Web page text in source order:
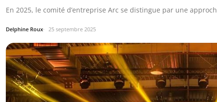
En 2025, le comité d’entreprise Arc se distingue par une
Delphine Roux 25 septembre 2025